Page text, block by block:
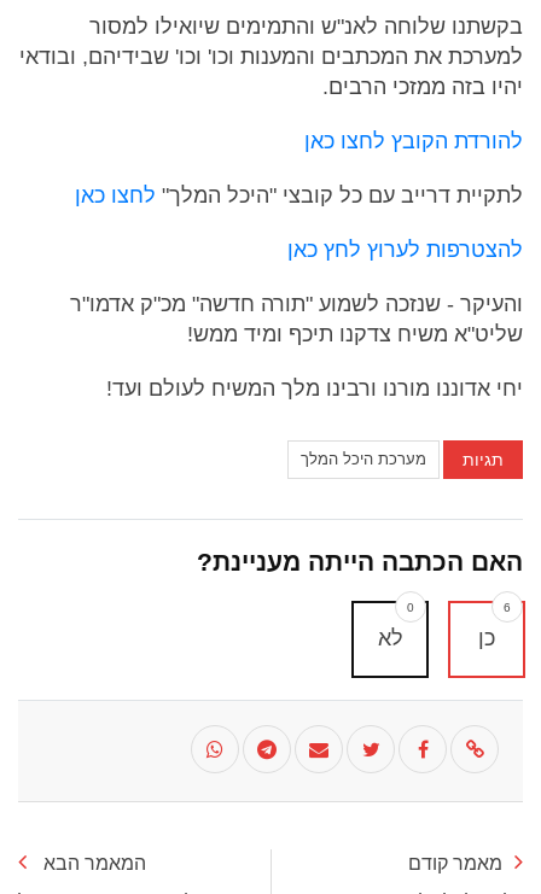
בקשתנו שלוחה לאנ"ש והתמימים שיואילו למסור
למערכת את המכתבים והמענות וכו' וכו' שבידיהם, ובודאי
יהיו בזה ממזכי הרבים.
להורדת הקובץ לחצו כאן
לתקיית דרייב עם כל קובצי "היכל המלך" לחצו כאן
להצטרפות לערוץ לחץ כאן
והעיקר - שנזכה לשמוע "תורה חדשה" מכ"ק אדמו"ר
שליט"א משיח צדקנו תיכף ומיד ממש!
יחי אדוננו מורנו ורבינו מלך המשיח לעולם ועד!
תגיות מערכת היכל המלך
האם הכתבה הייתה מעניינת?
כן
6
לא
0
מאמר קודם המאמר הבא